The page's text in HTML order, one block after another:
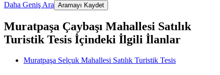
Daha Geniş Ara Aramayı Kaydet
Muratpaşa Çaybaşı Mahallesi Satılık
Turistik Tesis İçindeki İlgili İlanlar
Muratpaşa Selçuk Mahallesi Satılık Turistik Tesis